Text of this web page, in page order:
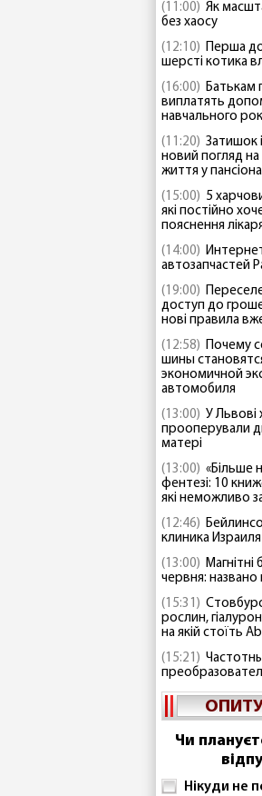
(11:00) Як
без хаосу
(12:10) Перша
шерсті котика
(16:00) Батькам
виплатять
навчального
(11:20) Затишок
новий погляд
життя у
(15:00) 5
які постійно
пояснення
(14:00)
автозапчастей
(19:00)
доступ до
нові правила
(12:58) Почему
шины
экономичной
автомобиля
(13:00) У Львові
прооперували
матері
(13:00) «Більше
фентезі: 10
які неможливо
(12:46)
клиника Израиля
(13:00) Магнітні
червня: названо
(15:31)
рослин,
на якій стоїть
(15:21)
Чи
Нікуди не